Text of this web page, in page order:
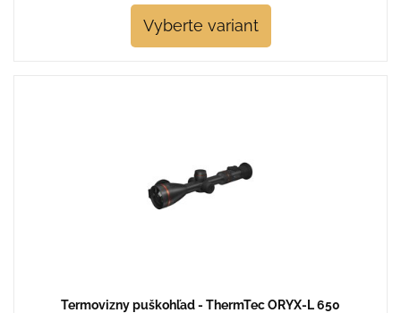
Vyberte variant
Termovizny puškohľad - ThermTec ORYX-L 650